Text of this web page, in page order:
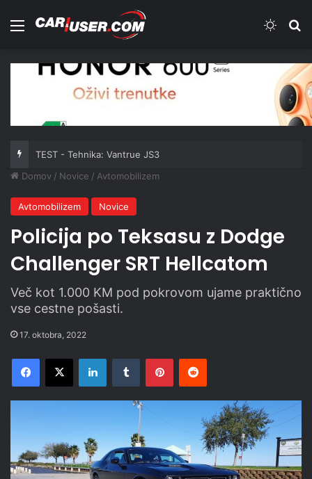
Meni
TEST - Tehnika: Vantrue JS3
Domov / Novice / Avtomobilizem
Avtomobilizem Novice
Policija po Teksasu z Dodge
Challenger SRT Hellcatom
Več kot 1.000 KM pod pokrovom ujame praktično
vse cestne pošasti.
17. oktobra, 2022
Facebook
X LinkedInTumblr PinterestReddit